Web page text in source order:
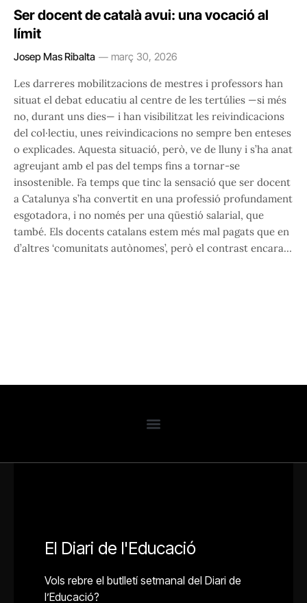
Ser docent de català avui: una vocació al
límit
Josep Mas Ribalta març 30, 2026
Les darreres mobilitzacions de mestres i professors han
situat el debat educatiu al centre de les tertúlies —si més
no, durant uns dies— i han visibilitzat les reivindicacions
del col·lectiu, unes reivindicacions no sempre ben enteses
o explicades. Aquesta situació, però, ve de lluny i s’ha anat
agreujant amb el pas del temps fins a tornar-se
insostenible. Fa temps que tinc la sensació que ser docent
a Catalunya s’ha convertit en una professió profundament
esgotadora, i no només per una qüestió salarial, que
també. Els docents catalans estem més mal pagats que en
d’altres ‘comunitats autònomes’, però el contrast encara…